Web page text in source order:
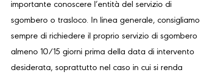
importante conoscere l’entità del servizio di
sgombero o trasloco. In linea generale, consigliamo
sempre di richiedere il proprio servizio di sgombero
almeno 10/15 giorni prima della data di intervento
desiderata, soprattutto nel caso in cui si renda